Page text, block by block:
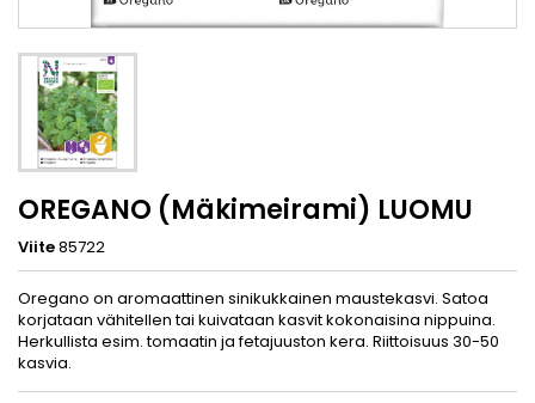
OREGANO (Mäkimeirami) LUOMU
Viite85722
Oregano on aromaattinen sinikukkainen maustekasvi. Satoa
korjataan vähitellen tai kuivataan kasvit kokonaisina nippuina.
Herkullista esim. tomaatin ja fetajuuston kera. Riittoisuus 30-50
kasvia.